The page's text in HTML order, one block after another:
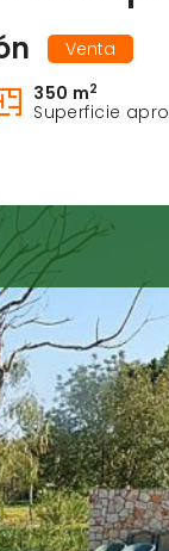
Venta
350 m2
Superficie